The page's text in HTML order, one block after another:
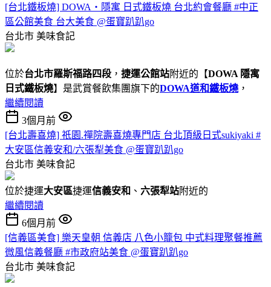
[台北鐵板燒] DOWA・隱寓 日式鐵板燒 台北約會餐廳 #中正
區公館美食 台大美食 @蛋寶趴趴go
台北市 美味食記
位於台北市羅斯福路四段 ， 捷運公館站附近的【DOWA 隱寓
日式鐵板燒】是武賞餐飲集團旗下的DOWA道和鐵板燒 ，
繼續閱讀
3個月前
[台北壽喜燒] 祇園.禪院壽喜燒專門店 台北頂級日式sukiyaki #
大安區信義安和/六張犁美食 @蛋寶趴趴go
台北市 美味食記
位於捷運大安區捷運信義安和 、 六張犁站附近的
繼續閱讀
6個月前
[信義區美食] 樂天皇朝 信義店 八色小籠包 中式料理聚餐推薦
微風信義餐廳 #市政府站美食 @蛋寶趴趴go
台北市 美味食記